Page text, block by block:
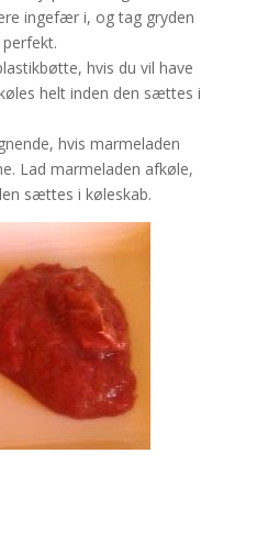
ingefær i, og tag gryden
hvis du vil have
helt inden den sættes i
hvis marmeladen
Lad marmeladen afkøle,
sættes i køleskab.